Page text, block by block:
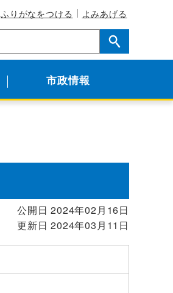
ふりがなをつける よみあげる
市政情報
公開日 2024年02月16日
更新日 2024年03月11日